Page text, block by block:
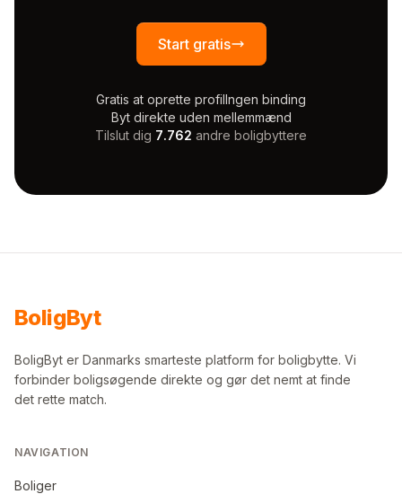
Start gratis
Gratis at oprette profilIngen binding
Byt direkte uden mellemmænd
Tilslut dig 7.762 andre boligbyttere
BoligByt
BoligByt er Danmarks smarteste platform for boligbytte. Vi
forbinder boligsøgende direkte og gør det nemt at finde
det rette match.
NAVIGATION
Boliger